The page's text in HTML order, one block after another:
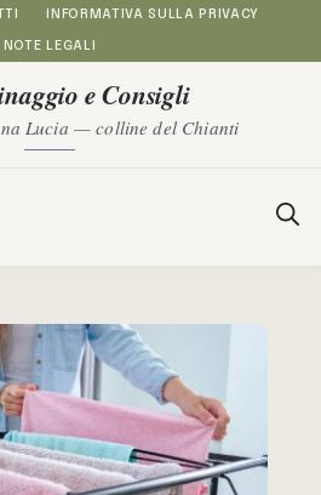
INFORMATIVA SULLA PRIVACY
NOTE LEGALI
e Consigli
Lucia — colline del Chianti